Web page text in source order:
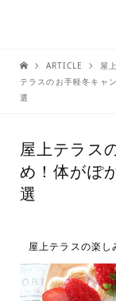
ARTICLE 屋
テラスのお手軽冬キャ
選
屋上テラス
め！体がぽ
選
屋上テラスの楽し